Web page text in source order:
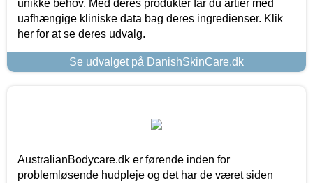
unikke behov. Med deres produkter får du årtier med
uafhængige kliniske data bag deres ingredienser. Klik
her for at se deres udvalg.
Se udvalget på DanishSkinCare.dk
AustralianBodycare.dk er førende inden for
problemløsende hudpleje og det har de været siden